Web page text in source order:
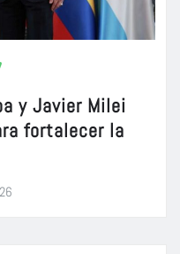
y Javier Milei
fortalecer la